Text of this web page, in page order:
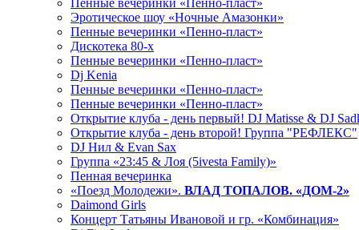
Пенные вечеринки «Пенно-пласт»
Эротическое шоу «Ночные Амазонки»
Пенные вечеринки «Пенно-пласт»
Дискотека 80-х
Пенные вечеринки «Пенно-пласт»
Dj Kenia
Пенные вечеринки «Пенно-пласт»
Пенные вечеринки «Пенно-пласт»
Открытие клуба - день первый! DJ Matisse & DJ
Открытие клуба - день второй! Группа "РЕФЛЕКС"
DJ Нил & Evan Sax
Группа «23:45 & Лоя (5ivesta Family)»
Пенная вечеринка
«Поезд Молодежи». ВЛАД ТОПАЛОВ. «ДОМ-2»
Daimond Girls
Концерт Татьяны Ивановой и гр. «Комбинация»